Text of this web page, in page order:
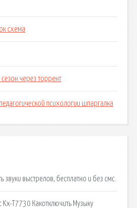
схема
через торрент
педагогической психологии шпаргалка
звуки выстрелов, бесплатно и без смс.
Kx-T7730 Какотключить Музыку